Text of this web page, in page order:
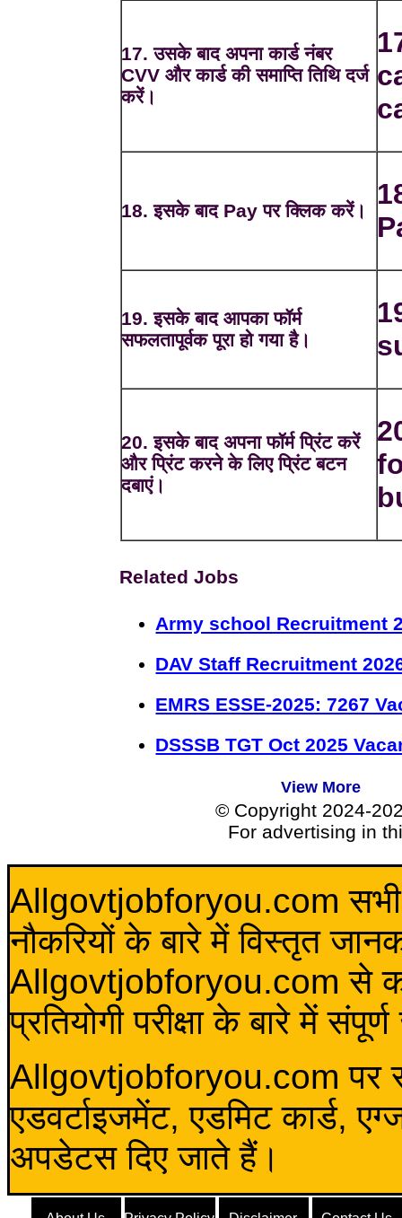
17. उसके बाद अपना कार्ड नंबर
CVV और कार्ड की समाप्ति तिथि दर्ज
करें।
18. इसके बाद Pay पर क्लिक करें।
19. इसके बाद आपका फॉर्म
सफलतापूर्वक पूरा हो गया है।
20. इसके बाद अपना फॉर्म प्रिंट करें
और प्रिंट करने के लिए प्रिंट बटन
दबाएं।
Related Jobs
Army school Recruitment
DAV Staff Recruitment
EMRS ESSE-2025: 7267
DSSSB TGT Oct 2025
View More
© Copyright 2024-
For advertising in
Allgovtjobforyou.com सभी
नौकरियों के बारे में विस्तृत
Allgovtjobforyou.com से कोई
प्रतियोगी परीक्षा के बारे में
Allgovtjobforyou.com पर
एडवर्टाइजमेंट, एडमिट कार्ड,
अपडेटस दिए जाते हैं।